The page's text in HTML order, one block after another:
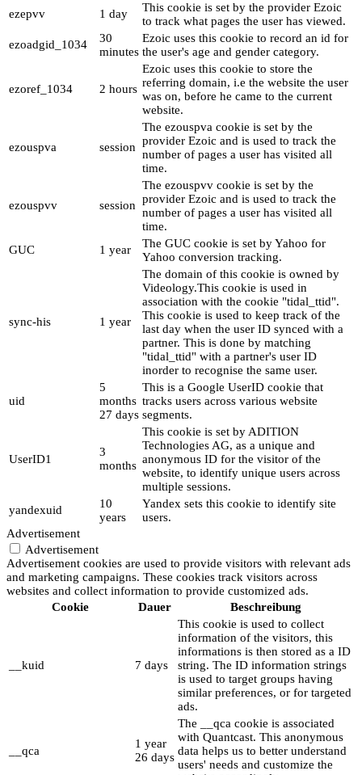
ezepvv
1 day
This cookie is set by the provider Ezoic
to track what pages the user has viewed.
ezoadgid_1034
30
minutes
Ezoic uses this cookie to record an id for
the user's age and gender category.
ezoref_1034 2 hours
Ezoic uses this cookie to store the
referring domain, i.e the website the user
was on, before he came to the current
website.
ezouspva session
The ezouspva cookie is set by the
provider Ezoic and is used to track the
number of pages a user has visited all
time.
ezouspvv session
The ezouspvv cookie is set by the
provider Ezoic and is used to track the
number of pages a user has visited all
time.
GUC
1 year
The GUC cookie is set by Yahoo for
Yahoo conversion tracking.
sync-his 1 year
The domain of this cookie is owned by
Videology.This cookie is used in
association with the cookie "tidal_ttid".
This cookie is used to keep track of the
last day when the user ID synced with a
partner. This is done by matching
"tidal_ttid" with a partner's user ID
inorder to recognise the same user.
uid
5
months
27 days
This is a Google UserID cookie that
tracks users across various website
segments.
UserID1
3
months
This cookie is set by ADITION
Technologies AG, as a unique and
anonymous ID for the visitor of the
website, to identify unique users across
multiple sessions.
yandexuid
10
years
Yandex sets this cookie to identify site
users.
Advertisement
Advertisement
Advertisement cookies are used to provide visitors with relevant ads
and marketing campaigns. These cookies track visitors across
websites and collect information to provide customized ads.
Cookie
Dauer Beschreibung
__kuid 7 days
This cookie is used to collect
information of the visitors, this
informations is then stored as a ID
string. The ID information strings
is used to target groups having
similar preferences, or for targeted
ads.
__qca
1 year
26 days
The __qca cookie is associated
with Quantcast. This anonymous
data helps us to better understand
users' needs and customize the